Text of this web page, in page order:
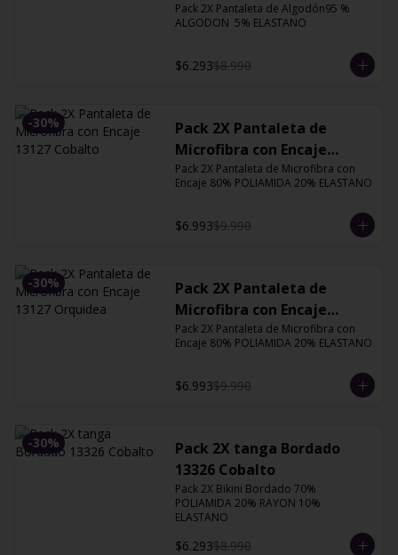
Pack 2X Pantaleta de Algodón95 %
ALGODON  5% ELASTANO
$6.293$8.990
-30%
Pack 2X Pantaleta de
Microfibra con Encaje
13127 Cobalto
Pack 2X Pantaleta de Microfibra con
Encaje 80% POLIAMIDA 20% ELASTANO
$6.993$9.990
-30%
Pack 2X Pantaleta de
Microfibra con Encaje
13127 Orquidea
Pack 2X Pantaleta de Microfibra con
Encaje 80% POLIAMIDA 20% ELASTANO
$6.993$9.990
-30%
Pack 2X tanga Bordado
13326 Cobalto
Pack 2X Bikini Bordado 70%
POLIAMIDA 20% RAYON 10%
ELASTANO
$6.293$8.990